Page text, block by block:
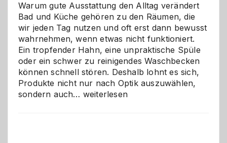
Warum gute Ausstattung den Alltag verändert
Bad und Küche gehören zu den Räumen, die
wir jeden Tag nutzen und oft erst dann bewusst
wahrnehmen, wenn etwas nicht funktioniert.
Ein tropfender Hahn, eine unpraktische Spüle
oder ein schwer zu reinigendes Waschbecken
können schnell stören. Deshalb lohnt es sich,
Produkte nicht nur nach Optik auszuwählen,
sondern auch… Bad
weiterlesen